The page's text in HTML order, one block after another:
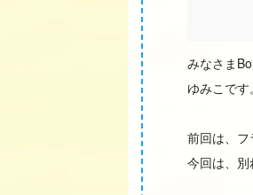
みなさま
ゆみこです。
前回は、フ
今回は、別